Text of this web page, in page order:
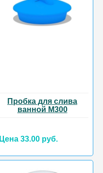
Пробка для слива
ванной М300
Цена 33.00 руб.